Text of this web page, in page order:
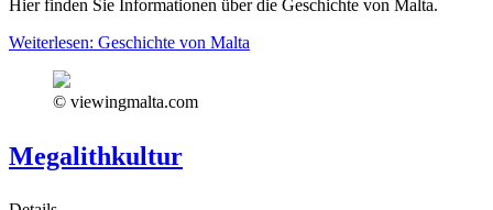
Hier finden Sie Informationen über die Geschichte von Malta.
Weiterlesen: Geschichte von Malta
© viewingmalta.com
Megalithkultur